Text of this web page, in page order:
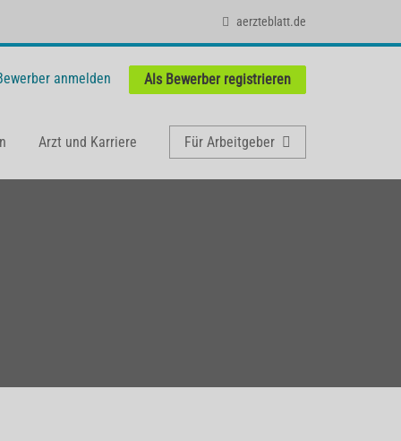
aerzteblatt.de
anmelden Als Bewerber registrieren
Arzt und Karriere Für Arbeitgeber